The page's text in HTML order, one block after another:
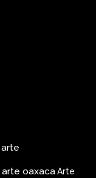
arte
arte oaxacaArte